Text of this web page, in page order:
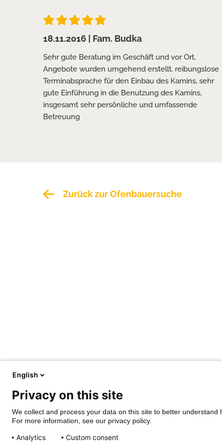
18.11.2016 | Fam. Budka
Sehr gute Beratung im Geschäft und vor Ort,
Angebote wurden umgehend erstellt, reibungslose
Terminabsprache für den Einbau des Kamins, sehr
gute Einführung in die Benutzung des Kamins,
insgesamt sehr persönliche und umfassende
Betreuung
Zurück zur Ofenbauersuche
English
Privacy on this site
We collect and process your data on this site to better
For more information, see our privacy policy.
Analytics Custom consent